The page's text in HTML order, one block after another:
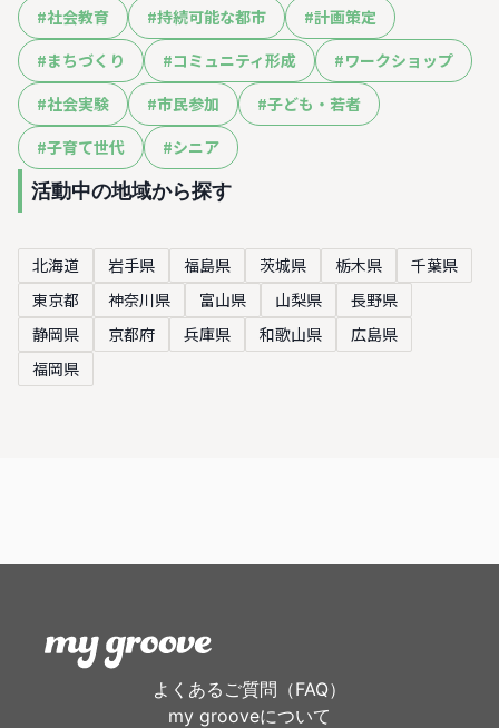
#社会教育 #持続可能な都市 #計画策定
#まちづくり #コミュニティ形成 #ワークショップ
#社会実験 #市民参加 #子ども・若者
#子育て世代 #シニア
活動中の地域から探す
北海道 岩手県 福島県 茨城県 栃木県
千葉県
東京都
神奈川県 富山県 山梨県
長野県
静岡県
京都府 兵庫県 和歌山県
広島県
福岡県
よくあるご質問（FAQ）
my grooveについて